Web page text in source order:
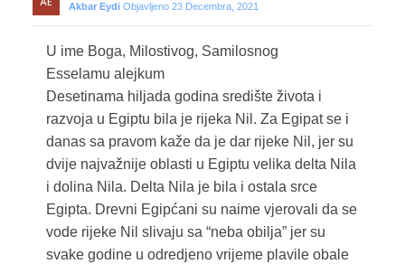
Akbar Eydi Objavljeno 23 Decembra, 2021
U ime Boga, Milostivog, Samilosnog
Esselamu alejkum
Desetinama hiljada godina središte života i
razvoja u Egiptu bila je rijeka Nil. Za Egipat se i
danas sa pravom kaže da je dar rijeke Nil, jer su
dvije najvažnije oblasti u Egiptu velika delta Nila
i dolina Nila. Delta Nila je bila i ostala srce
Egipta. Drevni Egipćani su naime vjerovali da se
vode rijeke Nil slivaju sa “neba obilja” jer su
svake godine u odredjeno vrijeme plavile obale